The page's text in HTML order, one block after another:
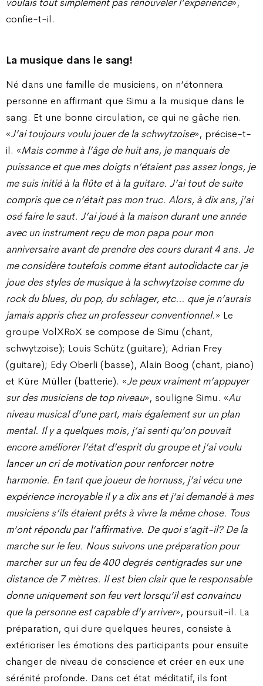
confie-t-il.
La musique dans le sang!
Né dans une famille de musiciens, on n’étonnera
personne en affirmant que Simu a la musique dans le
sang. Et une bonne circulation, ce qui ne gâche rien.
«J’ai toujours voulu jouer de la schwytzoise», précise-t-
il. «Mais comme à l’âge de huit ans, je manquais de
puissance et que mes doigts n’étaient pas assez longs, je
me suis initié à la flûte et à la guitare. J’ai tout de suite
compris que ce n’était pas mon truc. Alors, à dix ans, j’ai
osé faire le saut. J’ai joué à la maison durant une année
avec un instrument reçu de mon papa pour mon
anniversaire avant de prendre des cours durant 4 ans. Je
me considère toutefois comme étant autodidacte car je
joue des styles de musique à la schwytzoise comme du
rock du blues, du pop, du schlager, etc… que je n’aurais
jamais appris chez un professeur conventionnel.» Le
groupe VolXRoX se compose de Simu (chant,
schwytzoise); Louis Schütz (guitare); Adrian Frey
(guitare); Edy Oberli (basse), Alain Boog (chant, piano)
et Küre Müller (batterie). «Je peux vraiment m’appuyer
sur des musiciens de top niveau», souligne Simu. «Au
niveau musical d’une part, mais également sur un plan
mental. Il y a quelques mois, j’ai senti qu’on pouvait
encore améliorer l’état d’esprit du groupe et j’ai voulu
lancer un cri de motivation pour renforcer notre
harmonie. En tant que joueur de hornuss, j’ai vécu une
expérience incroyable il y a dix ans et j’ai demandé à mes
musiciens s’ils étaient prêts à vivre la même chose. Tous
m’ont répondu par l’affirmative. De quoi s’agit-il? De la
marche sur le feu. Nous suivons une préparation pour
marcher sur un feu de 400 degrés centigrades sur une
distance de 7 mètres. Il est bien clair que le responsable
donne uniquement son feu vert lorsqu’il est convaincu
que la personne est capable d’y arriver», poursuit-il. La
préparation, qui dure quelques heures, consiste à
extérioriser les émotions des participants pour ensuite
changer de niveau de conscience et créer en eux une
sérénité profonde. Dans cet état méditatif, ils font